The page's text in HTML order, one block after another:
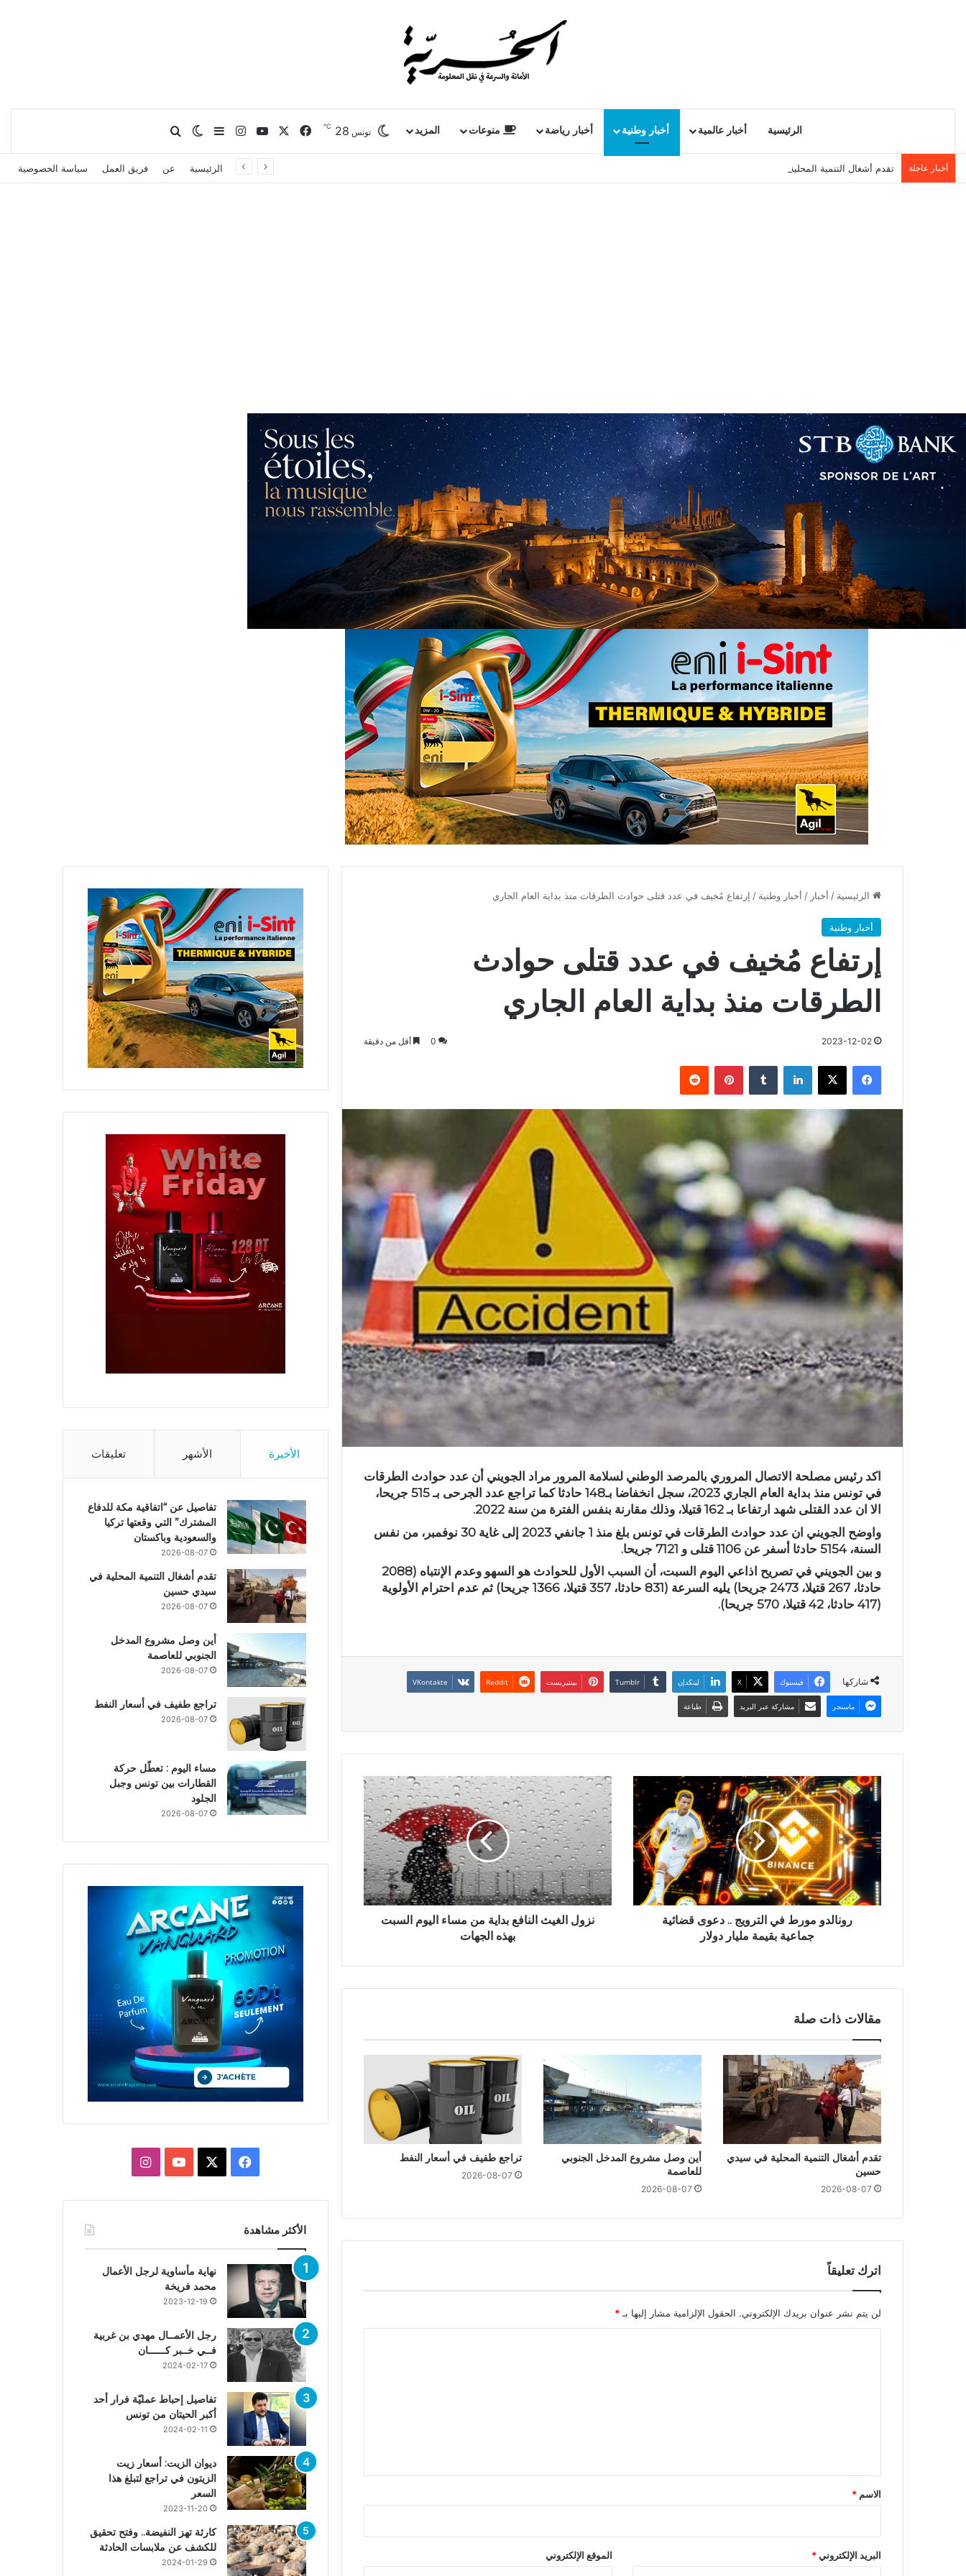
الرئيسية أخبار عالمية أخبار وطنية أخبار رياضة منوعات المزيد تونس 28
℃ فيسبوك يوتيوبانستقرامإضافة عمود جانبي
الوضع المظلم
بحث عن
أخبار عاجلة تقدم أشغال التنمية المحلية في سيدي حسين الرئيسية عن فريق العمل سياسة الخصوصية
الرئيسية / أخبار / أخبار وطنية / إرتفاع مُخيف في عدد قتلى حوادث الطرقات منذ بداية العام الجاري
أخبار وطنية
إرتفاع مُخيف في عدد قتلى حوادث
الطرقات منذ بداية العام الجاري
2023-12-02
0 أقل من دقيقة
فيسبوك X لينكدإن بينتيريست
اكد رئيس مصلحة الاتصال المروري بالمرصد الوطني لسلامة المرور مراد الجويني أن عدد حوادث الطرقات
في تونس منذ بداية العام الجاري 2023، سجل انخفاضا بـ148 حادثا كما تراجع عدد الجرحى بـ 515 جريحا،
الا ان عدد القتلى شهد ارتفاعا بـ 162 قتيلا، وذلك مقارنة بنفس الفترة من سنة 2022.
واوضح الجويني ان عدد حوادث الطرقات في تونس بلغ منذ 1 جانفي 2023 إلى غاية 30 نوفمبر، من نفس
السنة، 5154 حادثا أسفر عن 1106 قتلى و 7121 جريحا.
و بين الجويني في تصريح اذاعي اليوم السبت، أن السبب الأول للحوادث هو السهو وعدم الإنتباه (2088
حادثا، 267 قتيلا، 2473 جريحا) يليه السرعة (831 حادثا، 357 قتيلا، 1366 جريحا) ثم عدم احترام الأولوية
(417 حادثا، 42 قتيلا، 570 جريحا).
شاركها فيسبوك X لينكدإن بينتيريست
ماسنجر مشاركة عبر البريد طباعة
رونالدو مورط في الترويج .. دعوى قضائية
جماعية بقيمة مليار دولار
نزول الغيث النافع بداية من مساء اليوم السبت
بهذه الجهات
مقالات ذات صلة
تقدم أشغال التنمية المحلية في سيدي
حسين
2026-08-07
أين وصل مشروع المدخل الجنوبي
للعاصمة
2026-08-07
تراجع طفيف في أسعار النفط
2026-08-07
اترك تعليقاً
لن يتم نشر عنوان بريدك الإلكتروني. الحقول الإلزامية مشار إليها بـ *
*
الاسم *
البريد الإلكتروني* الموقع الإلكتروني
الأخيرة الأشهر تعليقات
تفاصيل عن “اتفاقية مكة للدفاع
المشترك” التي وقعتها تركيا
والسعودية وباكستان
2026-08-07
تقدم أشغال التنمية المحلية في
سيدي حسين
2026-08-07
أين وصل مشروع المدخل
الجنوبي للعاصمة
2026-08-07
تراجع طفيف في أسعار النفط
2026-08-07
مساء اليوم : تعطّل حركة
القطارات بين تونس وجبل
الجلود
2026-08-07
فيسبوك يوتيوبانستقرام
الأكثر مشاهدة
نهاية مأساوية لرجل الأعمال
محمد فريخة
2023-12-19
رجل الأعمــال مهدي بن غربية
فــي خــبر كــــــان
2024-02-17
تفاصيل إحباط عمليّة فرار أحد
أكبر الحيتان من تونس
2024-02-11
ديوان الزيت: أسعار زيت
الزيتون في تراجع لتبلغ هذا
السعر
2023-11-20
كارثة تهز النفيضة.. وفتح تحقيق
للكشف عن ملابسات الحادثة
2024-01-29